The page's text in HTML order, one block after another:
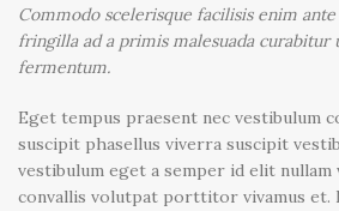
Commodo scelerisque facilisis enim ante
fringilla ad a primis malesuada curabitur
fermentum.
Eget tempus praesent nec vestibulum
suscipit phasellus viverra suscipit
vestibulum eget a semper id elit nullam
convallis volutpat porttitor vivamus et.